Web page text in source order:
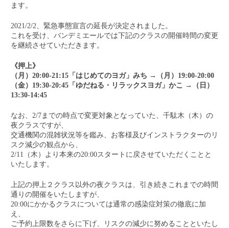
ます。
2021/2/2、緊急事態宣言の延長が決定されました。
これを受け、バンデミエールでは下記のクラスの開催時間の変更
を継続させていただきます。
《押上》
（月）20:00-21:15「はじめてのヨガ」みち →（月）19:00-20:00
（金）19:30-20:45「ゆだねる・リラックスヨガ」かこ →（日）
13:30-14:45
なお、2/7までの時点で変更対象となっていた、千駄木（木）の
夜クラスですが、
交通機関の混雑状況等を鑑み、お客様及びインストラクターのリ
スク減少の観点から、
2/11（木）より本来の20:00スタートに戻させていただくことと
いたします。
上記の押上２クラス以外の夜クラスは、引き続きこれまでの時間
通りの開催をいたしますが、
20:00にかかるクラスについては通常の感染症対策の徹底に加
え、
ご予約上限数をさらに下げ、リスクの減少に努めることといたし